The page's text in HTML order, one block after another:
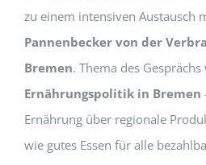
zu einem intensiven Austausch
Pannenbecker von der
Bremen. Thema des
Ernährungspolitik in Bremen
Ernährung über regionale
wie gutes Essen für alle